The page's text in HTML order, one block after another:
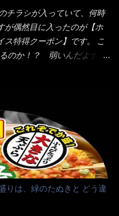
を持ち上げて・・・ ええや
ら細身で熱を加えてもへた
えるとダラーっとなるん
が良いバランスで・・・
る...
だよねぇ～（このスプーン
きましたが、まずまずの美
。すくい上げ力の良さを再
チラシが入っていて、何時
が偶然目に入ったのが【ホ
ス特得クーポン】です。 こ
のか！？ 弱いんだよナァ
レスには行きません。 最
らいです。（肉が喰いた
化が進み、店員さんもフロ
～ それに注文はタッチパ
フロア担当だけでも5人は
を呼ぶピンポンを・・・ク
タッチパネルで～と教えて
ンを受け付けない！！ 店
は、緑のたぬきと どう違